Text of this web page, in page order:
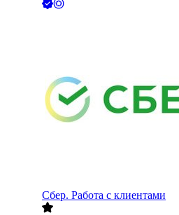
Сбер. Работа с клиентами